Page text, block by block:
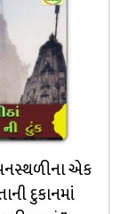
એક
દુકાનમાં